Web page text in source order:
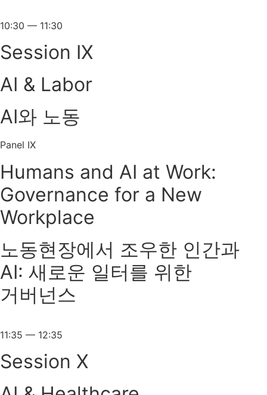
10:30 — 11:30
Session IX
AI & Labor
AI와 노동
Panel IX
Humans and AI at Work:
Governance for a New
Workplace
노동현장에서 조우한 인간과
AI: 새로운 일터를 위한
거버넌스
11:35 — 12:35
Session X